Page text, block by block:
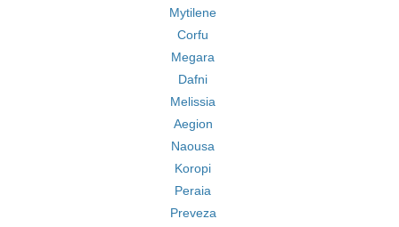
Mytilene
Corfu
Megara
Dafni
Melissia
Aegion
Naousa
Koropi
Peraia
Preveza